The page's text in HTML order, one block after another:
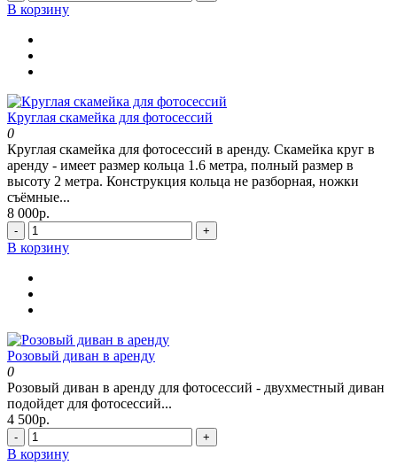
В корзину
Круглая скамейка для фотосессий
0
Круглая скамейка для фотосессий в аренду. Скамейка круг в
аренду - имеет размер кольца 1.6 метра, полный размер в
высоту 2 метра. Конструкция кольца не разборная, ножки
съëмные...
8 000р.
- +
В корзину
Розовый диван в аренду
0
Розовый диван в аренду для фотосессий - двухместный диван
подойдет для фотосессий...
4 500р.
- +
В корзину